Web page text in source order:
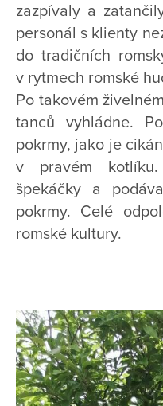
zazpívaly a
personál s klienty
do tradičních
v rytmech romské
Po takovém
tanců vyhládne.
pokrmy, jako je
v pravém
špekáčky a
pokrmy. Celé
romské kultury.